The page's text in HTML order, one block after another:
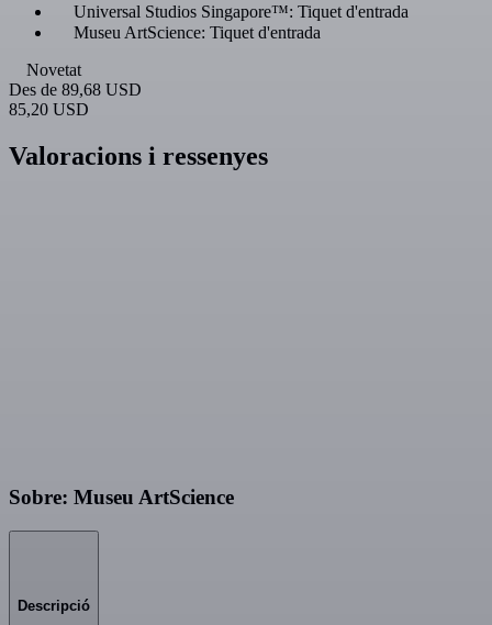
Universal Studios Singapore™: Tiquet d'entrada
Museu ArtScience: Tiquet d'entrada
Novetat
Des de 89,68 USD
85,20 USD
Valoracions i ressenyes
Sobre: Museu ArtScience
Descripció